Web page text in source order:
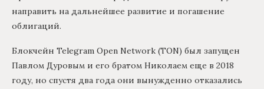
направить на дальнейшее развитие и погашение
облигаций.
Блокчейн Telegram Open Network (TON) был запущен
Павлом Дуровым и его братом Николаем еще в 2018
году, но спустя два года они вынужденно отказались